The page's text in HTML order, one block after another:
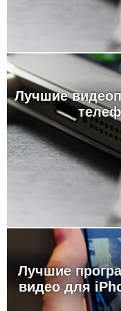
Лучшие
Лучшие
видео для